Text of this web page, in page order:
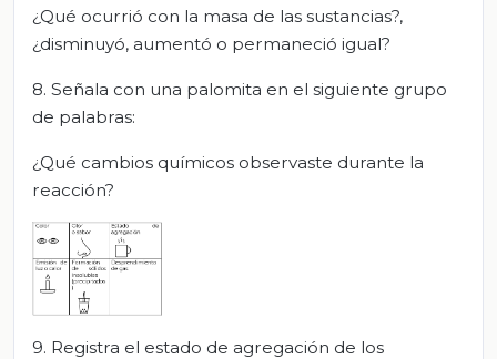
¿Qué ocurrió con la masa de las sustancias?,
¿disminuyó, aumentó o permaneció igual?
8. Señala con una palomita en el siguiente grupo
de palabras:
¿Qué cambios químicos observaste durante la
reacción?
9. Registra el estado de agregación de los